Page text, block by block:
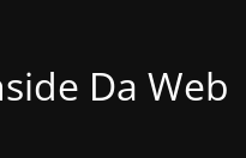
Da Web